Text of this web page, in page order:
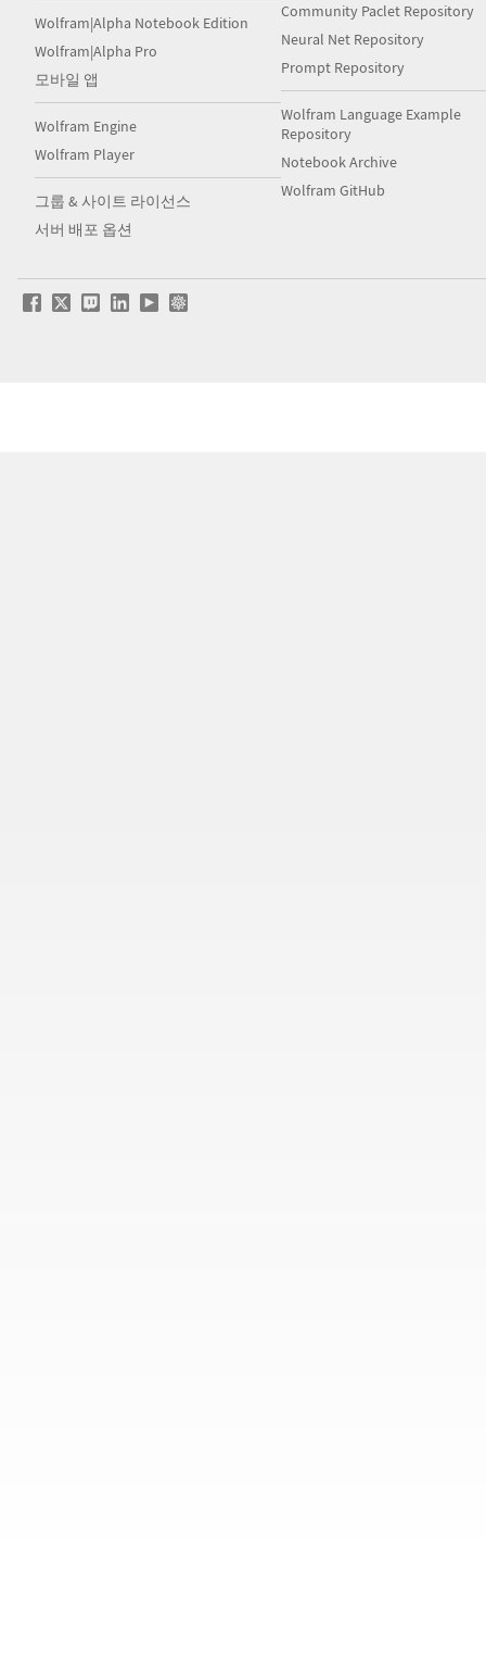
Wolfram|Alpha Notebook Edition
Wolfram|Alpha Pro
모바일 앱
Wolfram Engine
Wolfram Player
그룹 & 사이트 라이선스
서버 배포 옵션
Community Paclet Repository
Neural Net Repository
Prompt Repository
Wolfram Language Example
Repository
Notebook Archive
Wolfram GitHub